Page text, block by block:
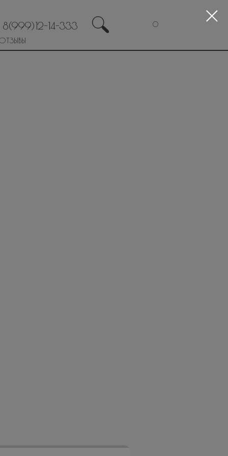
0
8(999)12-14-333